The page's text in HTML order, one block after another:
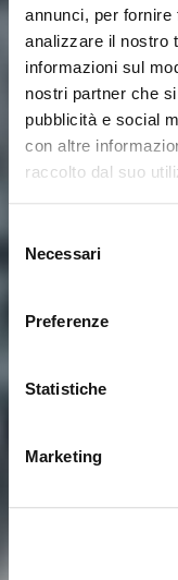
annunci, per
analizzare il nostro
informazioni sul
nostri partner che
pubblicità e social
con altre
raccolto dal suo
delNecessari
Preferenze
Statistiche
Marketing
Seems like
International.